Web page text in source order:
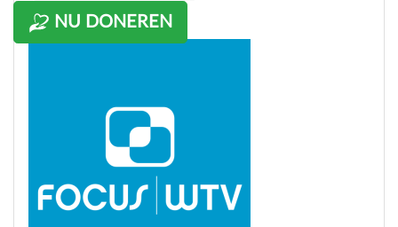
NU DONEREN